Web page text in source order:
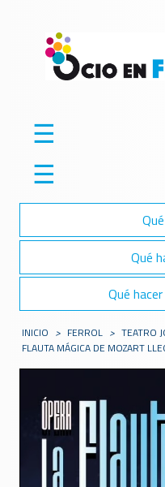
☰
☰
Qué
Qué
INICIO > FERROL > TEATRO
FLAUTA MÁGICA DE MOZART